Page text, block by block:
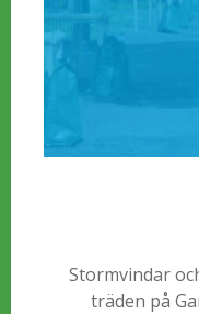
Stormvindar
träden på